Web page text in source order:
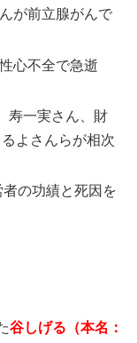
が前立腺がんで
心不全で急逝
寿一実さん、財
よさんらが相次
の功績と死因を
谷しげる（本名：